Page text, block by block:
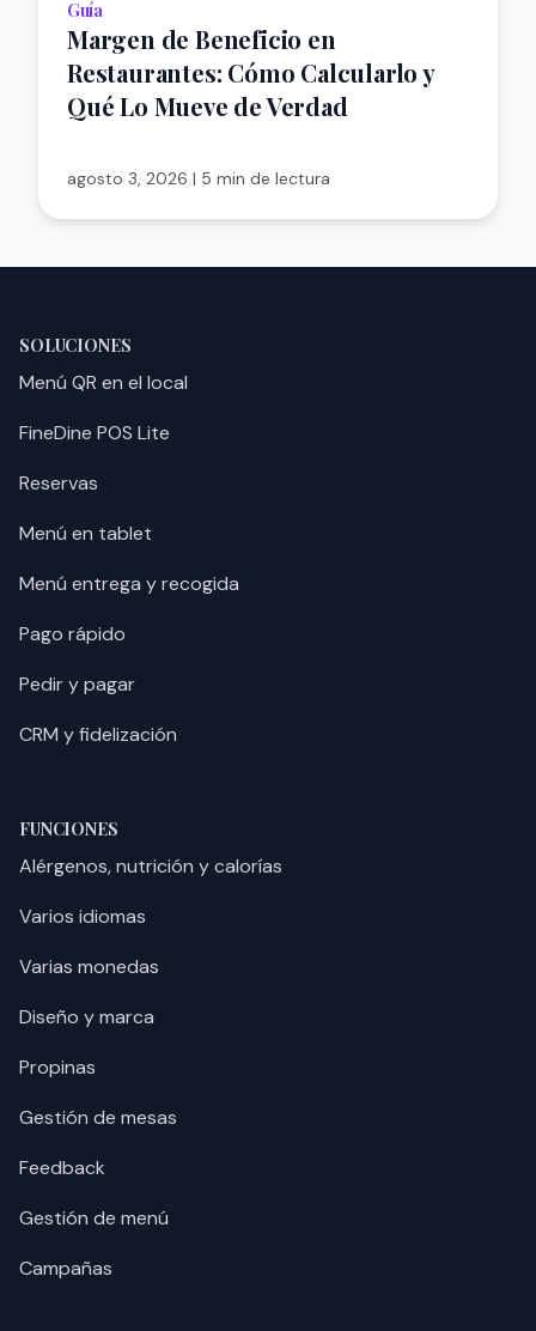
Guía
Margen de Beneficio en
Restaurantes: Cómo Calcularlo y
Qué Lo Mueve de Verdad
agosto 3, 2026 | 5 min de lectura
SOLUCIONES
Menú QR en el local
FineDine POS Lite
Reservas
Menú en tablet
Menú entrega y recogida
Pago rápido
Pedir y pagar
CRM y fidelización
FUNCIONES
Alérgenos, nutrición y calorías
Varios idiomas
Varias monedas
Diseño y marca
Propinas
Gestión de mesas
Feedback
Gestión de menú
Campañas